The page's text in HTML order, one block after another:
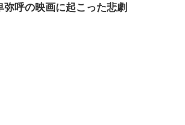
弥呼の映画に起こった悲劇